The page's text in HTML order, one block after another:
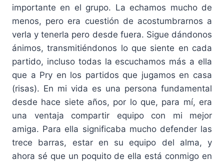
importante en el grupo. La echamos mucho de
menos, pero era cuestión de acostumbrarnos a
verla y tenerla pero desde fuera. Sigue dándonos
ánimos, transmitiéndonos lo que siente en cada
partido, incluso todas la escuchamos más a ella
que a Pry en los partidos que jugamos en casa
(risas). En mi vida es una persona fundamental
desde hace siete años, por lo que, para mí, era
una ventaja compartir equipo con mi mejor
amiga. Para ella significaba mucho defender las
trece barras, estar en su equipo del alma, y
ahora sé que un poquito de ella está conmigo en